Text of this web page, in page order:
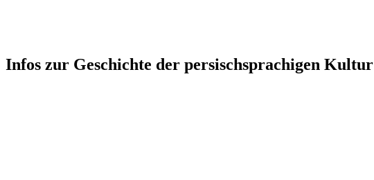
Infos zur Geschichte der persischsprachigen Kultur